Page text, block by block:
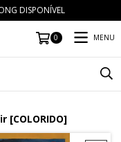
DISPONÍVEL
0 MENU
[COLORIDO]